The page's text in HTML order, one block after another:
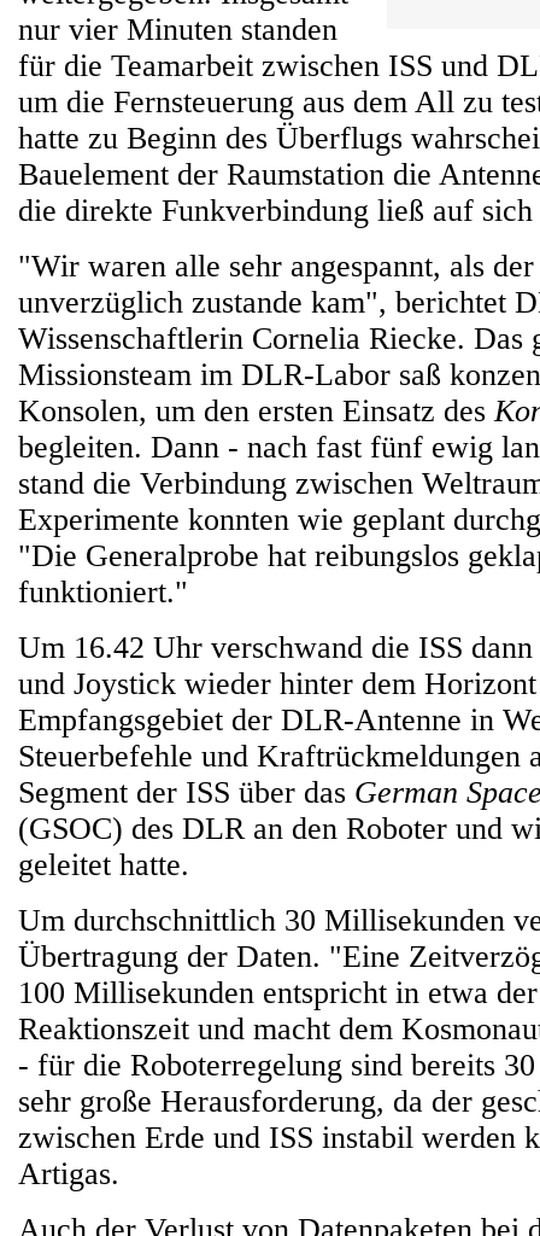
nur vier Minuten standen
für die Teamarbeit zwischen ISS und
um die Fernsteuerung aus dem All zu
hatte zu Beginn des Überflugs
Bauelement der Raumstation die
die direkte Funkverbindung ließ auf
"Wir waren alle sehr angespannt, als
unverzüglich zustande kam", berichtet
Wissenschaftlerin Cornelia Riecke. Das
Missionsteam im DLR-Labor saß
Konsolen, um den ersten Einsatz des
begleiten. Dann - nach fast fünf ewig
stand die Verbindung zwischen
Experimente konnten wie geplant
"Die Generalprobe hat reibungslos
funktioniert."
Um 16.42 Uhr verschwand die ISS
und Joystick wieder hinter dem Horizont
Empfangsgebiet der DLR-Antenne in
Steuerbefehle und Kraftrückmeldungen
Segment der ISS über das German
(GSOC) des DLR an den Roboter und
geleitet hatte.
Um durchschnittlich 30 Millisekunden
Übertragung der Daten. "Eine
100 Millisekunden entspricht in etwa
Reaktionszeit und macht dem
- für die Roboterregelung sind bereits
sehr große Herausforderung, da der
zwischen Erde und ISS instabil werden
Artigas.